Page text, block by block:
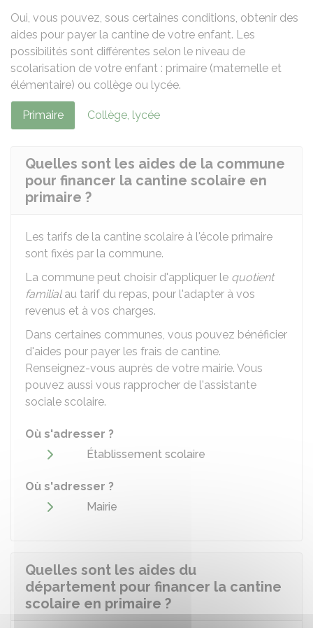
Oui, vous pouvez, sous certaines conditions, obtenir des
aides pour payer la cantine de votre enfant. Les
possibilités sont différentes selon le niveau de
scolarisation de votre enfant : primaire (maternelle et
élémentaire) ou collège ou lycée.
Primaire Collège, lycée
Quelles sont les aides de la commune
pour financer la cantine scolaire en
primaire ?
Les tarifs de la cantine scolaire à l'école primaire
sont fixés par la commune.
La commune peut choisir d'appliquer le quotient
familialau tarif du repas, pour l'adapter à vos
revenus et à vos charges.
Dans certaines communes, vous pouvez bénéficier
d'aides pour payer les frais de cantine.
Renseignez-vous auprès de votre mairie. Vous
pouvez aussi vous rapprocher de l'assistante
sociale scolaire.
Où s'adresser ?
Établissement scolaire
Où s'adresser ?
Mairie
Quelles sont les aides du
département pour financer la cantine
scolaire en primaire ?